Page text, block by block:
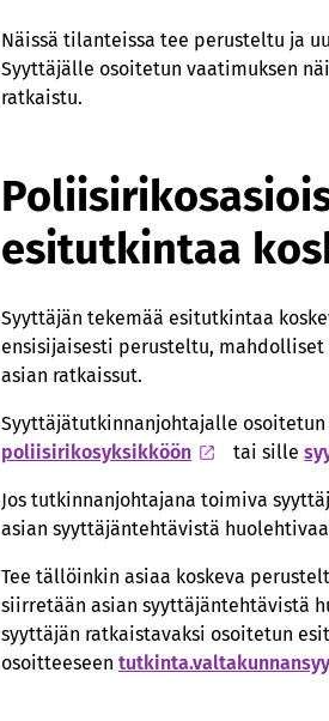
Näissä tilanteissa tee perusteltu ja
Syyttäjälle osoitetun vaatimuksen
ratkaistu.
esitutkintaa
Syyttäjän tekemää esitutkintaa
ensisijaisesti perusteltu,
asian ratkaissut.
Syyttäjätutkinnanjohtajalle
poliisirikosyksikköön
tai sille
Jos tutkinnanjohtajana toimiva
asian syyttäjäntehtävistä
Tee tällöinkin asiaa koskeva
siirretään asian syyttäjäntehtävistä
syyttäjän ratkaistavaksi osoitetun
osoitteeseen